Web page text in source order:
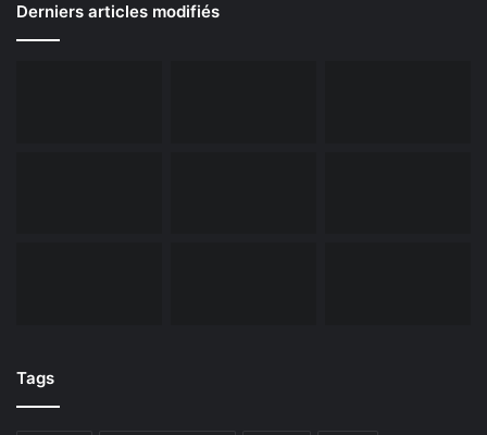
Derniers articles modifiés
Tags